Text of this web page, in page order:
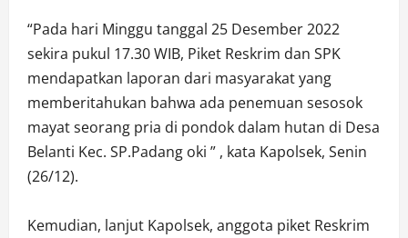
“Pada hari Minggu tanggal 25 Desember 2022
sekira pukul 17.30 WIB, Piket Reskrim dan SPK
mendapatkan laporan dari masyarakat yang
memberitahukan bahwa ada penemuan sesosok
mayat seorang pria di pondok dalam hutan di Desa
Belanti Kec. SP.Padang oki ” , kata Kapolsek, Senin
(26/12).
Kemudian, lanjut Kapolsek, anggota piket Reskrim